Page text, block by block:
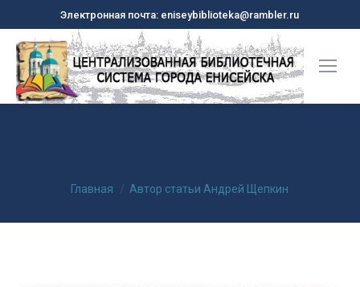
Электронная почта: eniseybiblioteka@rambler.ru
Вы здесь:
Главная Автор статьи Андрей Щепкин